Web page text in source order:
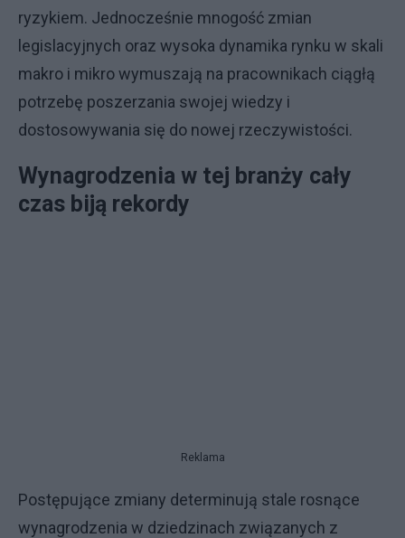
ryzykiem. Jednocześnie mnogość zmian
legislacyjnych oraz wysoka dynamika rynku w skali
makro i mikro wymuszają na pracownikach ciągłą
potrzebę poszerzania swojej wiedzy i
dostosowywania się do nowej rzeczywistości.
Wynagrodzenia w tej branży cały
czas biją rekordy
Reklama
Postępujące zmiany determinują stale rosnące
wynagrodzenia w dziedzinach związanych z